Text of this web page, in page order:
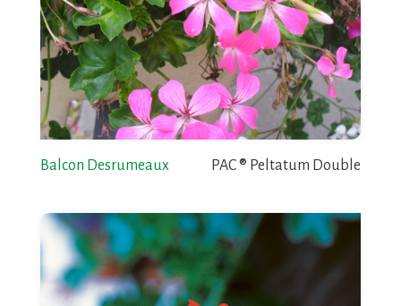
Balcon Desrumeaux PAC ® Peltatum Double